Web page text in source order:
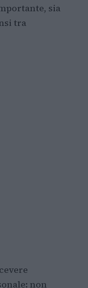
sia
tra
non